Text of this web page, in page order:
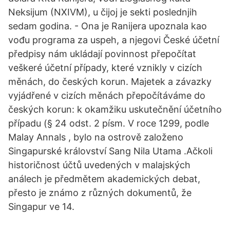
Neksijum (NXIVM), u čijoj je sekti poslednjih
sedam godina. - Ona je Ranijera upoznala kao
vođu programa za uspeh, a njegovi České účetní
předpisy nám ukládají povinnost přepočítat
veškeré účetní případy, které vznikly v cizích
měnách, do českých korun. Majetek a závazky
vyjádřené v cizích měnách přepočítáváme do
českých korun: k okamžiku uskutečnění účetního
případu (§ 24 odst. 2 písm. V roce 1299, podle
Malay Annals , bylo na ostrově založeno
Singapurské království Sang Nila Utama .Ačkoli
historičnost účtů uvedených v malajských
análech je předmětem akademických debat,
přesto je známo z různých dokumentů, že
Singapur ve 14.